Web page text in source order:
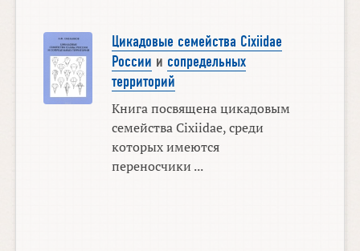
Цикадовые семейства Cixiidae
России и сопредельных
территорий
Книга посвящена цикадовым
семейства Cixiidae, среди
которых имеются
переносчики ...